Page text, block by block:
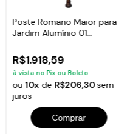
Poste Romano Maior para
Jardim Alumínio 01
R$1.918,59
à vista no Pix ou Boleto
ou10x de R$206,30sem
juros
Comprar